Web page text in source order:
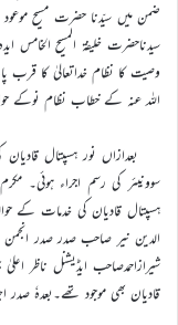
ضمن میں سیّدنا حضرت مسیح
سیدناحضرت خلیفۃ المسیح الخامس
وصیت کا نظام خداتعالیٰ کا
اللہ عنہ کے خطاب نظام نوکے
بعدازاں نور ہسپتال
سوونیئر کی رسم اجراء ہوئی۔
ہسپتال قادیان کی خدمات کے
الدین نیر صاحب صدر صدر انجمن
شیرازاحمدصاحب ایڈیشنل ناظر
قادیان بھی موجود تھے۔بعدہٗ صدر